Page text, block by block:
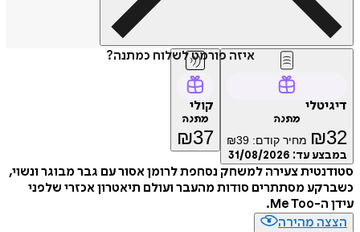
איזה פורמט לשלוח כמתנה?
דיגיטלי
מתנה
₪32 מחיר קודם: ₪39
במבצע עד: 31/08/2026
קולי
מתנה
₪37
סטודנטית צעירה למשחק נסחפת לרומן אסור עם גבר מבוגר ונשוי,
כשברקע מסתתרים סודות מהעבר ועולם תיאטרון אכזרי שלפני
עידן ה-Me Too.
הצצה מהירה